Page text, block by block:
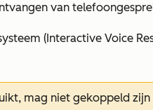
van
(Interactive Voice
mag niet gekoppeld zijn